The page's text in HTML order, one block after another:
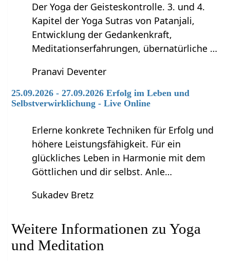
Der Yoga der Geisteskontrolle. 3. und 4.
Kapitel der Yoga Sutras von Patanjali,
Entwicklung der Gedankenkraft,
Meditationserfahrungen, übernatürliche …
Pranavi Deventer
25.09.2026 - 27.09.2026 Erfolg im Leben und
Selbstverwirklichung - Live Online
Erlerne konkrete Techniken für Erfolg und
höhere Leistungsfähigkeit. Für ein
glückliches Leben in Harmonie mit dem
Göttlichen und dir selbst. Anle…
Sukadev Bretz
Weitere Informationen zu Yoga
und Meditation